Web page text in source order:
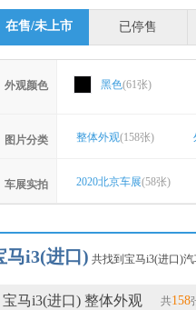
在售/未上市 已停售
外观颜色 黑色(61张)
图片分类 整体外观(158张)
车展实拍 2020北京车展(58张)
马i3(进口) 共找到宝马i3(进口)
宝马i3(进口) 整体外观 共158